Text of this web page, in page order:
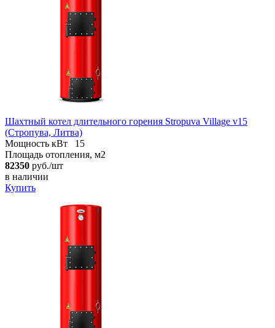
Шахтный котел длительного горения Stropuva Village v15
(Стропува, Литва)
Мощность кВт
15
Площадь отопления, м2
82350 руб./шт
в наличии
Купить